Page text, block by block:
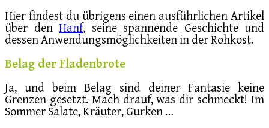
Hier findest du übrigens einen ausführlichen Artikel
über den Hanf, seine spannende Geschichte und
dessen Anwendungsmöglichkeiten in der Rohkost.
Belag der Fladenbrote
Ja, und beim Belag sind deiner Fantasie keine
Grenzen gesetzt. Mach drauf, was dir schmeckt! Im
Sommer Salate, Kräuter, Gurken …